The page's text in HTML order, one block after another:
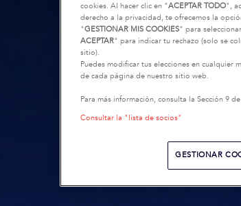
cookies. Al hacer clic en "ACEPTAR TODO",
derecho a la privacidad, te ofrecemos la
"GESTIONAR MIS COOKIES" para
ACEPTAR" para indicar tu rechazo (solo se
sitio).
Puedes modificar tus elecciones en cualquier
de cada página de nuestro sitio web.
Para más información, consulta la Sección 9
Consultar la "lista de socios"
GESTIONAR